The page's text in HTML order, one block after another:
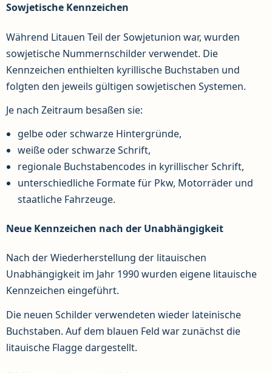
Sowjetische Kennzeichen
Während Litauen Teil der Sowjetunion war, wurden
sowjetische Nummernschilder verwendet. Die
Kennzeichen enthielten kyrillische Buchstaben und
folgten den jeweils gültigen sowjetischen Systemen.
Je nach Zeitraum besaßen sie:
gelbe oder schwarze Hintergründe,
weiße oder schwarze Schrift,
regionale Buchstabencodes in kyrillischer Schrift,
unterschiedliche Formate für Pkw, Motorräder und
staatliche Fahrzeuge.
Neue Kennzeichen nach der Unabhängigkeit
Nach der Wiederherstellung der litauischen
Unabhängigkeit im Jahr 1990 wurden eigene litauische
Kennzeichen eingeführt.
Die neuen Schilder verwendeten wieder lateinische
Buchstaben. Auf dem blauen Feld war zunächst die
litauische Flagge dargestellt.